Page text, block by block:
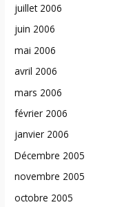
juillet 2006
juin 2006
mai 2006
avril 2006
mars 2006
février 2006
janvier 2006
Décembre 2005
novembre 2005
octobre 2005